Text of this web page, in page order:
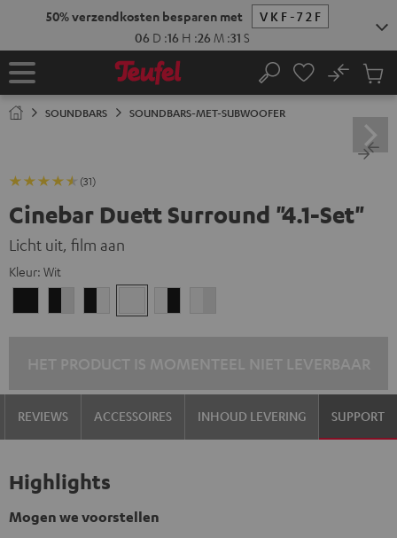
Home Zoeken
No
SOUNDBARS SOUNDBARS-MET-SUBWOOFER
(31)
Cinebar Duett Surround "4.1-Set"
Licht uit, film aan
Kleur: Wit
wit
REVIEWS ACCESSOIRES INHOUD LEVERING SUPPORT
Highlights
Mogen we voorstellen